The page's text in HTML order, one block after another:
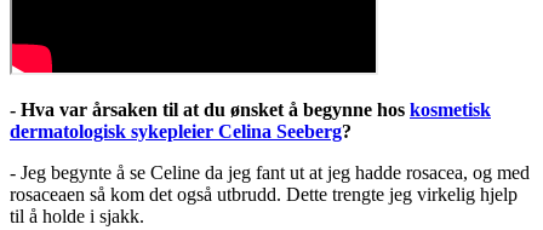
- Hva var årsaken til at du ønsket å begynne hos kosmetisk
dermatologisk sykepleier Celina Seeberg?
- Jeg begynte å se Celine da jeg fant ut at jeg hadde rosacea, og med
rosaceaen så kom det også utbrudd. Dette trengte jeg virkelig hjelp
til å holde i sjakk.